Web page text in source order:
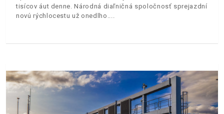
tisícov áut denne. Národná diaľničná spoločnosť sprejazdní
novú rýchlocestu už onedlho.